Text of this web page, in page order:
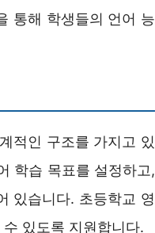
통해 학생들의 언어 능
적인 구조를 가지고 있
학습 목표를 설정하고,
있습니다. 초등학교 영
있도록 지원합니다.